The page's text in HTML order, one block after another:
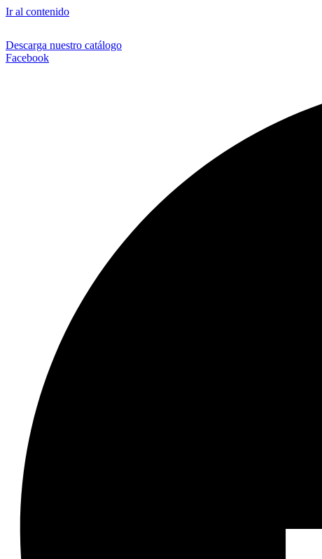
Ir al contenido
Descarga nuestro catálogo
Facebook